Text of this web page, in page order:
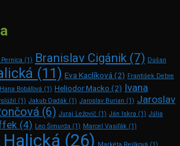
(1) Branislav Cigánik (7) Dušan
(11) Eva Kaclíková (2) František Debre
Hana Bobáľová (1) Heliodor Macko (2) Ivana
(1) Jakub Dadák (1) Jaroslav Burian (1) Jaroslav
(6) Juraj Ležovič (1) Ján Iskra (1) Júlia
(4) Leo Šimurda (1) Marcel Vasiľák (1)
(26)